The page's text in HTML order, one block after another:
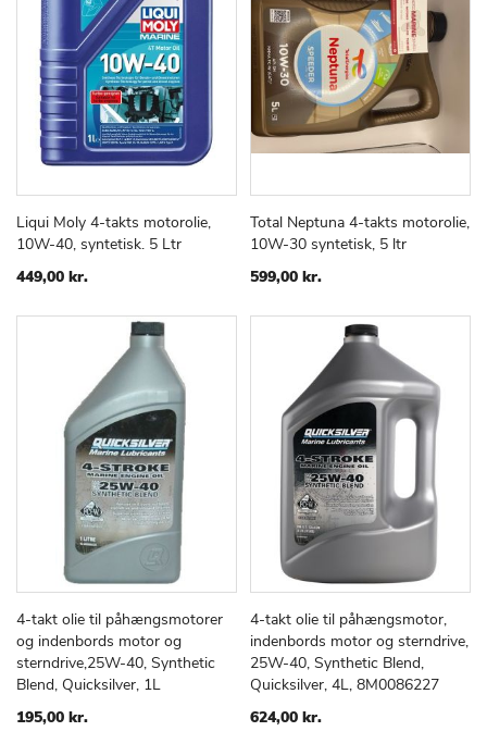
Læg i kurv
TILFØJ
TIL
SAMMENLIGN
Liqui Moly 4-takts motorolie,
10W-40, syntetisk. 5 Ltr
449,00 kr.
Læg i kurv
TILFØJ
TIL
Total Neptuna 4-takts motorolie,
10W-30 syntetisk, 5 ltr
599,00 kr.
Læg i kurv
TILFØJ
TIL
ØNSKE
LISTE
SAMMENLIGN
4-takt olie til påhængsmotorer
og indenbords motor og
sterndrive,25W-40, Synthetic
Blend, Quicksilver, 1L
195,00 kr.
Læg i kurv
TILFØJ
TIL
ØNSKE
LISTE
4-takt olie til påhængsmotor,
indenbords motor og sterndrive,
25W-40, Synthetic Blend,
Quicksilver, 4L, 8M0086227
624,00 kr.